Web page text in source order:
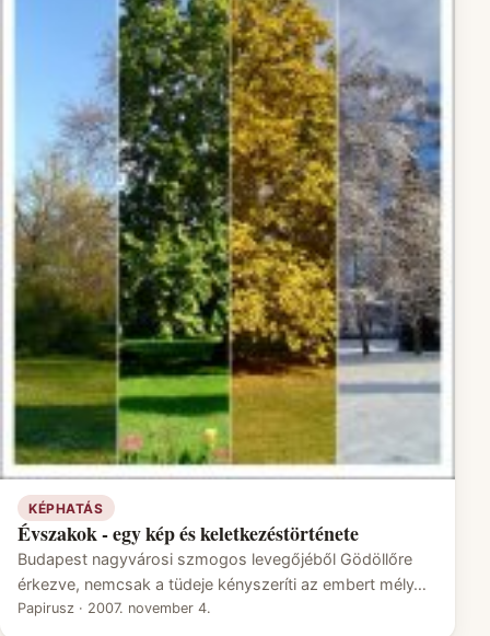
KÉPHATÁS
Évszakok - egy kép és keletkezéstörténete
Budapest nagyvárosi szmogos levegőjéből Gödöllőre
érkezve, nemcsak a tüdeje kényszeríti az embert mély…
Papirusz · 2007. november 4.